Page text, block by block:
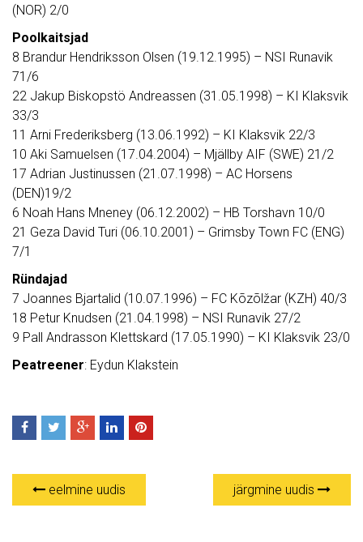
(NOR) 2/0
Poolkaitsjad
8 Brandur Hendriksson Olsen (19.12.1995) – NSI Runavik
71/6
22 Jakup Biskopstö Andreassen (31.05.1998) – KI Klaksvik
33/3
11 Arni Frederiksberg (13.06.1992) – KI Klaksvik 22/3
10 Aki Samuelsen (17.04.2004) – Mjällby AIF (SWE) 21/2
17 Adrian Justinussen (21.07.1998) – AC Horsens
(DEN)19/2
6 Noah Hans Mneney (06.12.2002) – HB Torshavn 10/0
21 Geza David Turi (06.10.2001) – Grimsby Town FC (ENG)
7/1
Ründajad
7 Joannes Bjartalid (10.07.1996) – FC Kõzõlžar (KZH) 40/3
18 Petur Knudsen (21.04.1998) – NSI Runavik 27/2
9 Pall Andrasson Klettskard (17.05.1990) – KI Klaksvik 23/0
Peatreener: Eydun Klakstein
eelmine uudis järgmine uudis